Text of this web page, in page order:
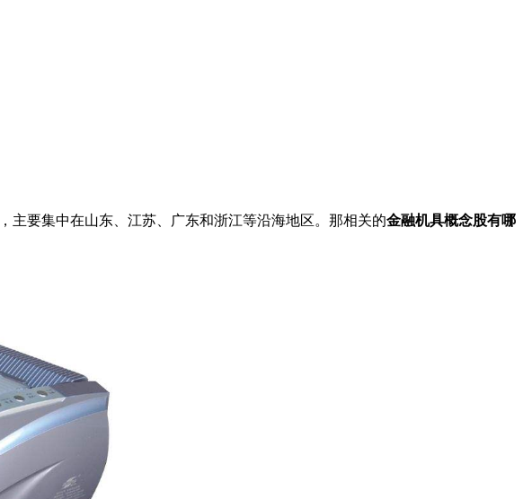
要集中在山东、江苏、广东和浙江等沿海地区。那相关的金融机具概念股有哪